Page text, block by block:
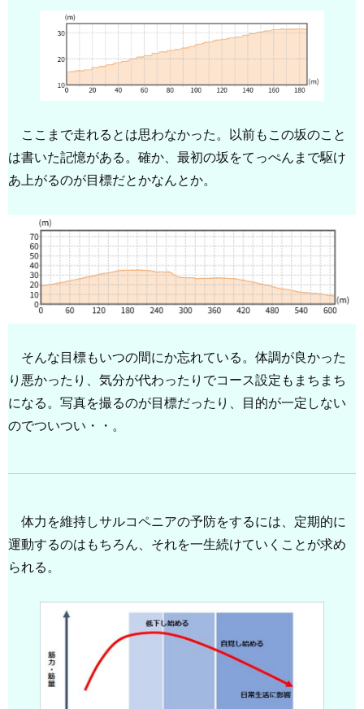
ここまで走れるとは思わなかった。以前もこの坂のこと
は書いた記憶がある。確か、最初の坂をてっぺんまで駆け
あ上がるのが目標だとかなんとか。
そんな目標もいつの間にか忘れている。体調が良かった
り悪かったり、気分が代わったりでコース設定もまちまち
になる。写真を撮るのが目標だったり、目的が一定しない
のでついつい・・。
体力を維持しサルコペニアの予防をするには、定期的に
運動するのはもちろん、それを一生続けていくことが求め
られる。